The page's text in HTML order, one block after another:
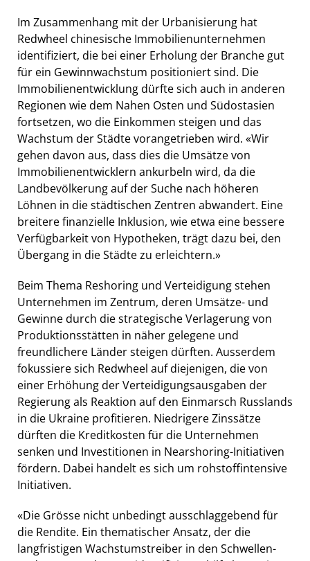
Im Zusammenhang mit der Urbanisierung hat
Redwheel chinesische Immobilienunternehmen
identifiziert, die bei einer Erholung der Branche gut
für ein Gewinnwachstum positioniert sind. Die
Immobilienentwicklung dürfte sich auch in anderen
Regionen wie dem Nahen Osten und Südostasien
fortsetzen, wo die Einkommen steigen und das
Wachstum der Städte vorangetrieben wird. «Wir
gehen davon aus, dass dies die Umsätze von
Immobilienentwicklern ankurbeln wird, da die
Landbevölkerung auf der Suche nach höheren
Löhnen in die städtischen Zentren abwandert. Eine
breitere finanzielle Inklusion, wie etwa eine bessere
Verfügbarkeit von Hypotheken, trägt dazu bei, den
Übergang in die Städte zu erleichtern.»
Beim Thema Reshoring und Verteidigung stehen
Unternehmen im Zentrum, deren Umsätze- und
Gewinne durch die strategische Verlagerung von
Produktionsstätten in näher gelegene und
freundlichere Länder steigen dürften. Ausserdem
fokussiere sich Redwheel auf diejenigen, die von
einer Erhöhung der Verteidigungsausgaben der
Regierung als Reaktion auf den Einmarsch Russlands
in die Ukraine profitieren. Niedrigere Zinssätze
dürften die Kreditkosten für die Unternehmen
senken und Investitionen in Nearshoring-Initiativen
fördern. Dabei handelt es sich um rohstoffintensive
Initiativen.
«Die Grösse nicht unbedingt ausschlaggebend für
die Rendite. Ein thematischer Ansatz, der die
langfristigen Wachstumstreiber in den Schwellen-